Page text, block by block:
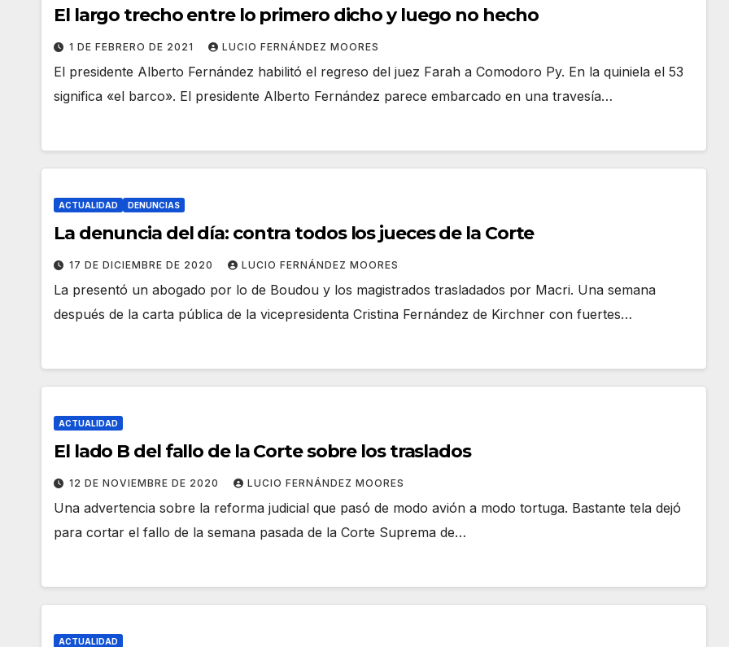
El largo trecho entre lo primero dicho y luego no hecho
1 DE FEBRERO DE 2021 LUCIO FERNÁNDEZ MOORES
El presidente Alberto Fernández habilitó el regreso del juez Farah a Comodoro Py. En la quiniela el 53
significa «el barco». El presidente Alberto Fernández parece embarcado en una travesía…
ACTUALIDAD DENUNCIAS
La denuncia del día: contra todos los jueces de la Corte
17 DE DICIEMBRE DE 2020 LUCIO FERNÁNDEZ MOORES
La presentó un abogado por lo de Boudou y los magistrados trasladados por Macri. Una semana
después de la carta pública de la vicepresidenta Cristina Fernández de Kirchner con fuertes…
ACTUALIDAD
El lado B del fallo de la Corte sobre los traslados
12 DE NOVIEMBRE DE 2020 LUCIO FERNÁNDEZ MOORES
Una advertencia sobre la reforma judicial que pasó de modo avión a modo tortuga. Bastante tela dejó
para cortar el fallo de la semana pasada de la Corte Suprema de…
ACTUALIDAD